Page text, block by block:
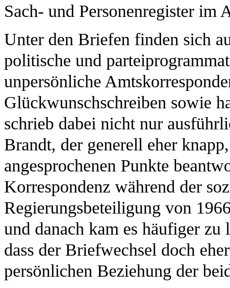
Sach- und Personenregister im
Unter den Briefen finden sich
politische und
unpersönliche
Glückwunschschreiben sowie
schrieb dabei nicht nur
Brandt, der generell eher
angesprochenen Punkte
Korrespondenz während der
Regierungsbeteiligung von
und danach kam es häufiger
dass der Briefwechsel doch
persönlichen Beziehung der